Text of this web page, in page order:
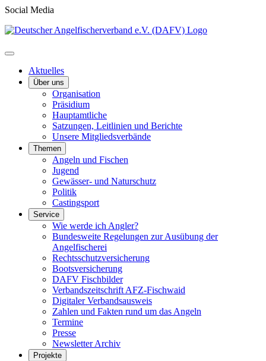
Social Media
Aktuelles
Über uns
Organisation
Präsidium
Hauptamtliche
Satzungen, Leitlinien und Berichte
Unsere Mitgliedsverbände
Themen
Angeln und Fischen
Jugend
Gewässer- und Naturschutz
Politik
Castingsport
Service
Wie werde ich Angler?
Bundesweite Regelungen zur Ausübung der
Angelfischerei
Rechtsschutzversicherung
Bootsversicherung
DAFV Fischbilder
Verbandszeitschrift AFZ-Fischwaid
Digitaler Verbandsausweis
Zahlen und Fakten rund um das Angeln
Termine
Presse
Newsletter Archiv
Projekte